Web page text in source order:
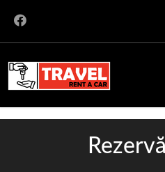
Rent a Car